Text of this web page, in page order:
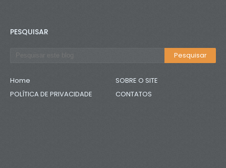
PESQUISAR
Home
SOBRE O SITE
POLÍTICA DE PRIVACIDADE
CONTATOS